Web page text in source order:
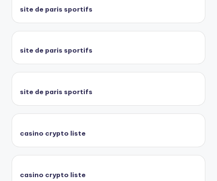
site de paris sportifs
site de paris sportifs
site de paris sportifs
casino crypto liste
casino crypto liste